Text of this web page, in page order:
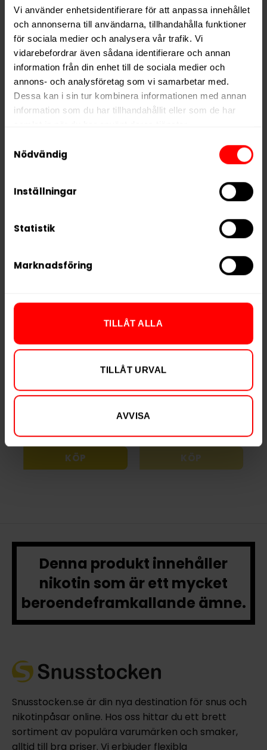
Vi använder enhetsidentifierare för att anpassa innehållet
och annonserna till användarna, tillhandahålla funktioner
för sociala medier och analysera vår trafik. Vi
vidarebefordrar även sådana identifierare och annan
information från din enhet till de sociala medier och
annons- och analysföretag som vi samarbetar med.
Dessa kan i sin tur kombinera informationen med annan
information som du har tillhandahållit eller som de har
We work with
who may receive and
Nödvändig
Inställningar
Statistik
Marknadsföring
TILLÅT ALLA
TILLÅT URVAL
AVVISA
Nikotin per gram
16,0 mg/g
Nikotin per portion
10,4 mg
Nikotin per dosa
208 mg
Vikt per dosa
13 g
Portioner per dosa
20
Vikt per portion
0,7 g
Tillverkare
Nicotobacco Factory
RELATERADE PRODUKTER
Hypèr Strong
299,90 kr
KÖP
Hypèr Strong
KÖP
Denna produkt innehåller
nikotin som är ett mycket
beroendeframkallande ämne.
Snusstocken.se är din nya destination för snus och
nikotinpåsar online. Hos oss hittar du ett brett
sortiment av populära varumärken och smaker,
alltid till bra priser. Vi erbjuder flexibla